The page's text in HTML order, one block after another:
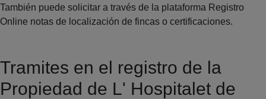
También puede solicitar a través de la plataforma Registro
Online notas de localización de fincas o certificaciones.
Tramites en el registro de la
Propiedad de L' Hospitalet de